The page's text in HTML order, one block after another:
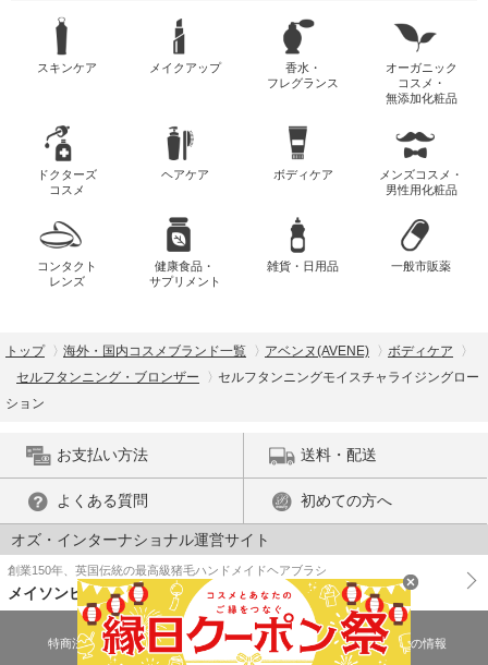
スキンケア メイクアップ
香水・
フレグランス
オーガニック
コスメ・
無添加化粧品
ドクターズ
コスメ
ヘアケア ボディケア
メンズコスメ・
男性用化粧品
コンタクト
レンズ
健康食品・
サプリメント
雑貨・日用品 一般市販薬
トップ 海外・国内コスメブランド一覧 アベンヌ(AVENE)
ボディケア
セルフタンニング・ブロンザー
セルフタンニングモイスチャライジングロー
ション
お支払い方法 送料・配送
よくある質問 初めての方へ
オズ・インターナショナル運営サイト
創業150年、英国伝統の最高級猪毛ハンドメイドヘアブラシ
メイソンピアソン
特商法に基づく表示 プライバシーポリシー
医薬品販売許可証の情報
ご利用規約
PC版で表示